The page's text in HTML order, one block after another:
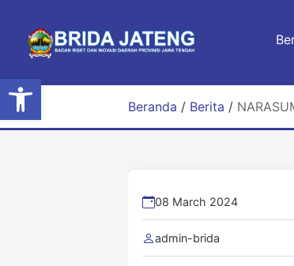
Open toolbar
Beranda / Berita /
08 March 2024
admin-brida